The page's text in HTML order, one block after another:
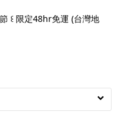
꒰ 限定48hr免運 (台灣地